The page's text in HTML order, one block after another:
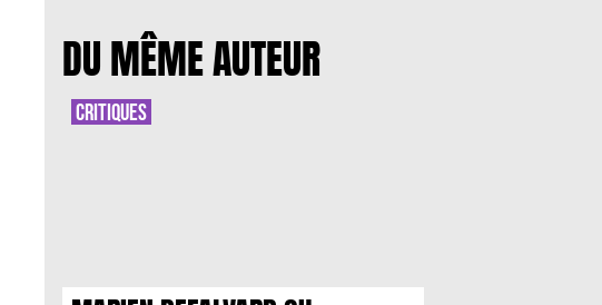
DU MÊME AUTEUR
CRITIQUES